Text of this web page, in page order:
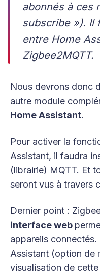
abonnés à ces
subscribe »). Il
entre Home
Zigbee2MQTT.
Nous devrons donc
autre module
Home Assistant.
Pour activer la
Assistant, il faudra
(librairie) MQTT. Et
seront vus à travers
Dernier point :
interface web
appareils
Assistant (option de
visualisation de